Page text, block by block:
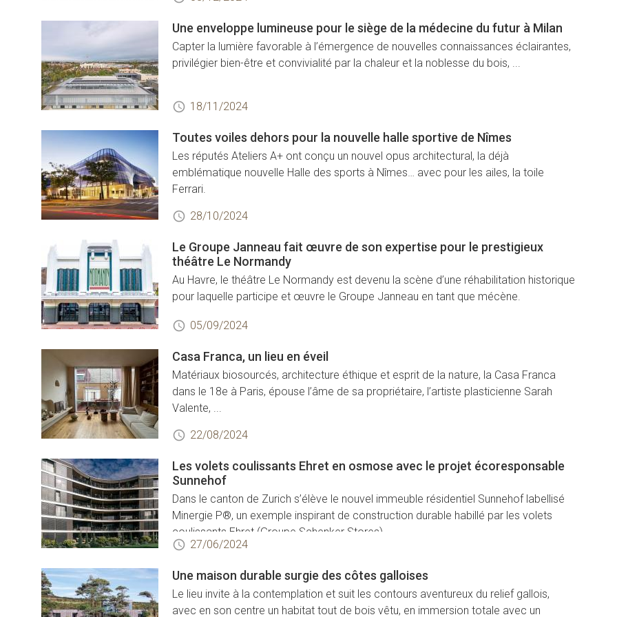
Une enveloppe lumineuse pour le siège de la médecine du futur à Milan
Capter la lumière favorable à l’émergence de nouvelles connaissances éclairantes,
privilégier bien-être et convivialité par la chaleur et la noblesse du bois, ...
18/11/2024
Toutes voiles dehors pour la nouvelle halle sportive de Nîmes
Les réputés Ateliers A+ ont conçu un nouvel opus architectural, la déjà
emblématique nouvelle Halle des sports à Nîmes… avec pour les ailes, la toile
Ferrari.
28/10/2024
Le Groupe Janneau fait œuvre de son expertise pour le prestigieux
théâtre Le Normandy
Au Havre, le théâtre Le Normandy est devenu la scène d’une réhabilitation historique
pour laquelle participe et œuvre le Groupe Janneau en tant que mécène.
05/09/2024
Casa Franca, un lieu en éveil
Matériaux biosourcés, architecture éthique et esprit de la nature, la Casa Franca
dans le 18e à Paris, épouse l’âme de sa propriétaire, l’artiste plasticienne Sarah
Valente, ...
22/08/2024
Les volets coulissants Ehret en osmose avec le projet écoresponsable
Sunnehof
Dans le canton de Zurich s’élève le nouvel immeuble résidentiel Sunnehof labellisé
Minergie P®, un exemple inspirant de construction durable habillé par les volets
coulissants Ehret (Groupe Schenker Stores).
27/06/2024
Une maison durable surgie des côtes galloises
Le lieu invite à la contemplation et suit les contours aventureux du relief gallois,
avec en son centre un habitat tout de bois vêtu, en immersion totale avec un